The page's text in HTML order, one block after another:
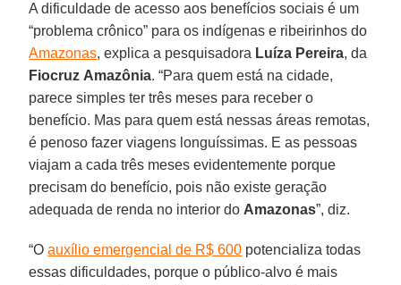
A dificuldade de acesso aos benefícios sociais é um
“problema crônico” para os indígenas e ribeirinhos do
Amazonas, explica a pesquisadora Luíza Pereira, da
Fiocruz Amazônia. “Para quem está na cidade,
parece simples ter três meses para receber o
benefício. Mas para quem está nessas áreas remotas,
é penoso fazer viagens longuíssimas. E as pessoas
viajam a cada três meses evidentemente porque
precisam do benefício, pois não existe geração
adequada de renda no interior do Amazonas”, diz.
“Oauxílio emergencial de R$ 600 potencializa todas
essas dificuldades, porque o público-alvo é mais